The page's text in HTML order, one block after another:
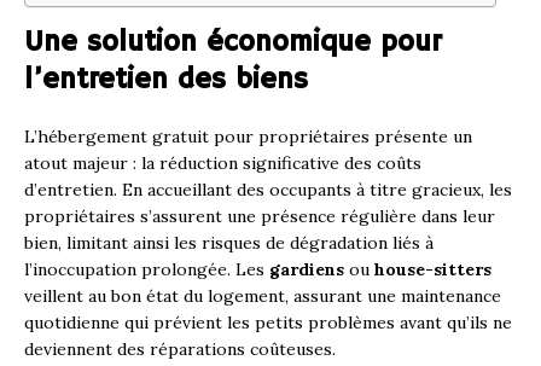
Une solution économique pour
l’entretien des biens
L’hébergement gratuit pour propriétaires présente un
atout majeur : la réduction significative des coûts
d’entretien. En accueillant des occupants à titre gracieux, les
propriétaires s’assurent une présence régulière dans leur
bien, limitant ainsi les risques de dégradation liés à
l’inoccupation prolongée. Les gardiens ou house-sitters
veillent au bon état du logement, assurant une maintenance
quotidienne qui prévient les petits problèmes avant qu’ils ne
deviennent des réparations coûteuses.